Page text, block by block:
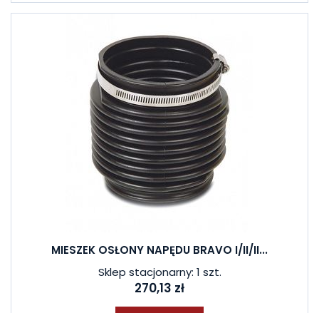
MIESZEK OSŁONY NAPĘDU BRAVO I/II/II...
Sklep stacjonarny: 1 szt.
270,13 zł